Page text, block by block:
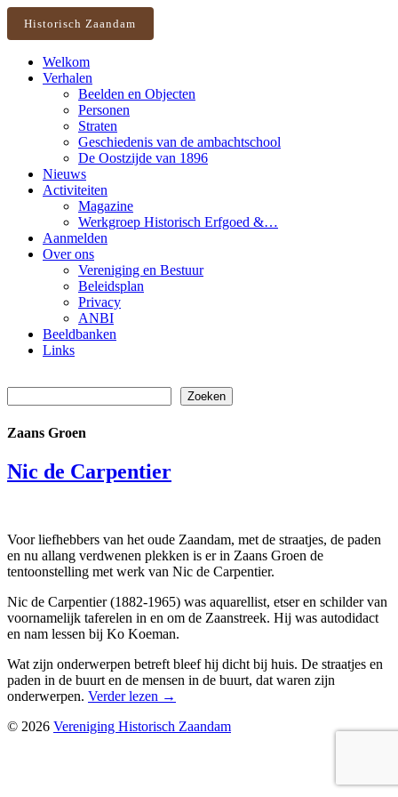
Historisch Zaandam
Welkom
Verhalen
Beelden en Objecten
Personen
Straten
Geschiedenis van de ambachtschool
De Oostzijde van 1896
Nieuws
Activiteiten
Magazine
Werkgroep Historisch Erfgoed &…
Aanmelden
Over ons
Vereniging en Bestuur
Beleidsplan
Privacy
ANBI
Beeldbanken
Links
Zoeken
Zaans Groen
Nic de Carpentier
Voor liefhebbers van het oude Zaandam, met de straatjes, de paden
en nu allang verdwenen plekken is er in Zaans Groen de
tentoonstelling met werk van Nic de Carpentier.
Nic de Carpentier (1882-1965) was aquarellist, etser en schilder van
voornamelijk taferelen in en om de Zaanstreek. Hij was autodidact
en nam lessen bij Ko Koeman.
Wat zijn onderwerpen betreft bleef hij dicht bij huis. De straatjes en
paden in de buurt en de mensen in de buurt, dat waren zijn
onderwerpen. Verder lezen →
© 2026 Vereniging Historisch Zaandam